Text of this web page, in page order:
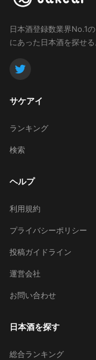
日本酒登録数業界No.1
にあった日本酒を探せる
サケアイ
ランキング
検索
ヘルプ
利用規約
プライバシーポリシー
投稿ガイドライン
運営会社
お問い合わせ
日本酒を探す
総合ランキング